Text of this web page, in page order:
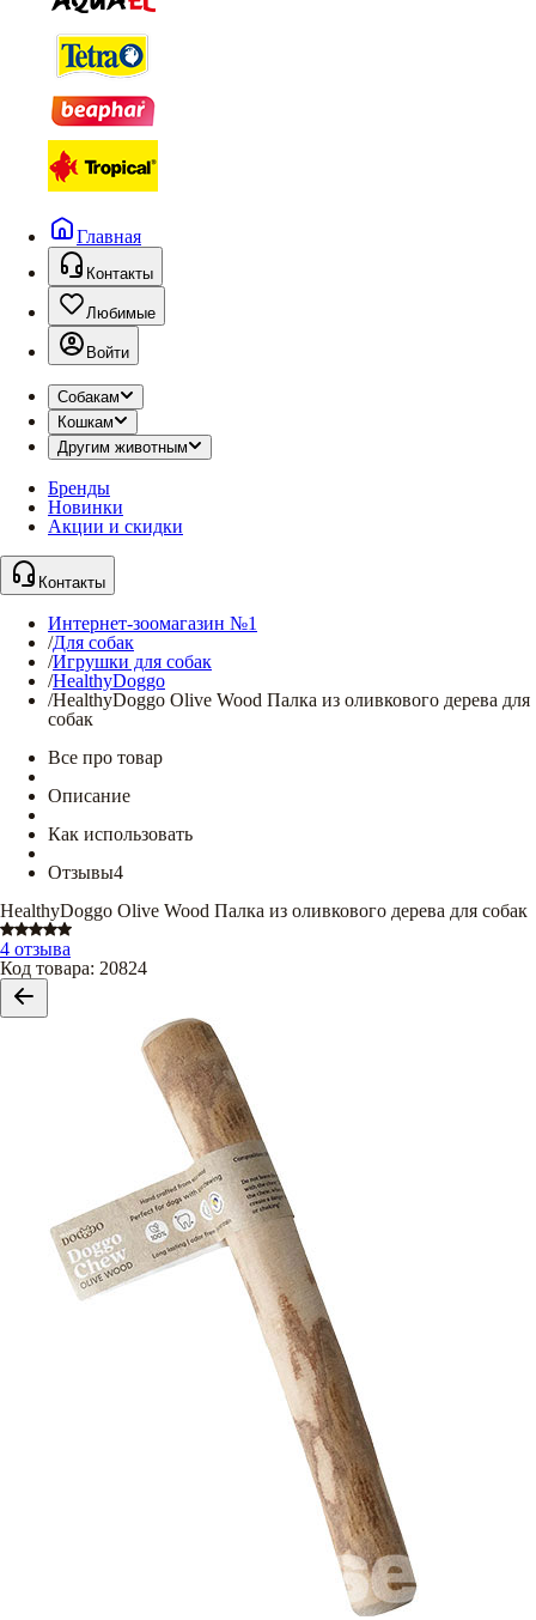
Главная
Контакты
Любимые
Войти
Собакам
Кошкам
Другим животным
Бренды
Новинки
Акции и скидки
Контакты
Интернет-зоомагазин №1
/Для собак
/Игрушки для собак
/HealthyDoggo
/HealthyDoggo Olive Wood Палка из оливкового дерева для
собак
Все про товар
Описание
Как использовать
Отзывы4
HealthyDoggo Olive Wood Палка из оливкового дерева для собак
4 отзыва
Код товара: 20824